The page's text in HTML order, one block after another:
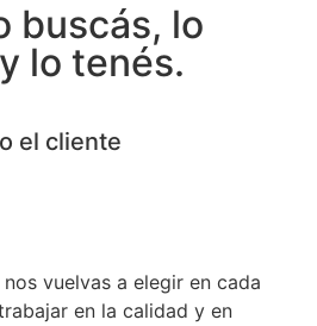
buscás, lo
lo tenés.
el cliente
vuelvas a elegir en cada
en la calidad y en